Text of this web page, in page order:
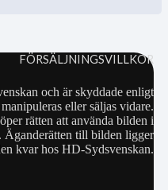
FÖRSÄLJNINGSVILLKOR
och är skyddade enligt
eller säljas vidare.
rätten att använda bilden i
till bilden ligger
kvar hos HD-Sydsvenskan.